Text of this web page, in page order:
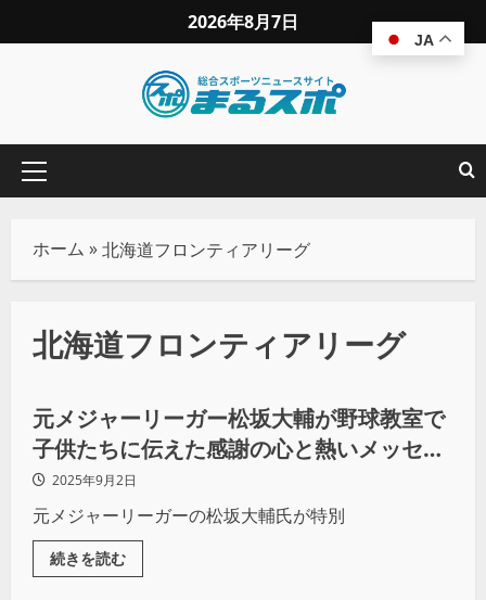
2026年8月7日
ホーム »北海道フロンティアリーグ
北海道フロンティアリーグ
地域スポーツ
元メジャーリーガー松坂大輔が野球教室で
子供たちに伝えた感謝の心と熱いメッセー
ジ！2025年9月2日
元メジャーリーガーの松坂大輔氏が特別
続きを読む
JA